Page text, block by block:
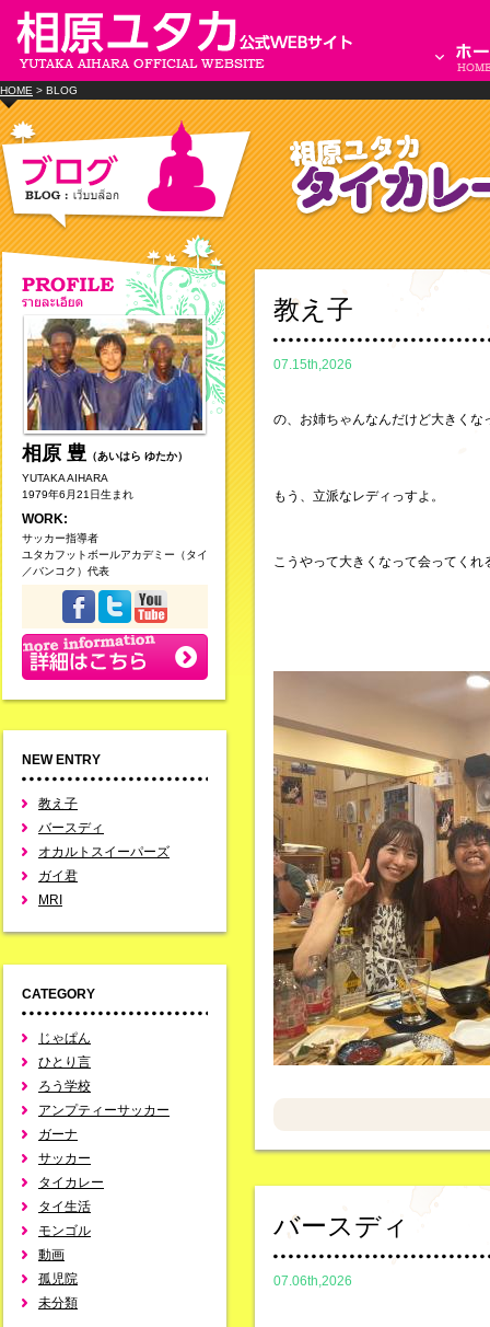
HOME > BLOG
相原 豊 （あいはら ゆたか）
YUTAKA AIHARA
1979年6月21日生まれ
WORK:
サッカー指導者
ユタカフットボールアカデミー（タイ
／バンコク）代表
NEW ENTRY
教え子
バースディ
オカルトスイーパーズ
ガイ君
MRI
CATEGORY
じゃぱん
ひとり言
ろう学校
アンプティーサッカー
ガーナ
サッカー
タイカレー
タイ生活
モンゴル
動画
孤児院
未分類
教え子
07.15th,2026
の、お姉ちゃんなんだけど大きくな
もう、立派なレディっすよ。
こうやって大きくなって会ってく
バースディ
07.06th,2026